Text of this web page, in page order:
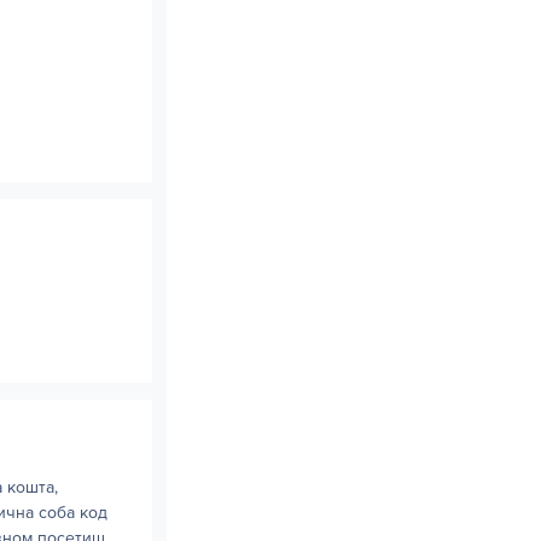
кошта,
соба код